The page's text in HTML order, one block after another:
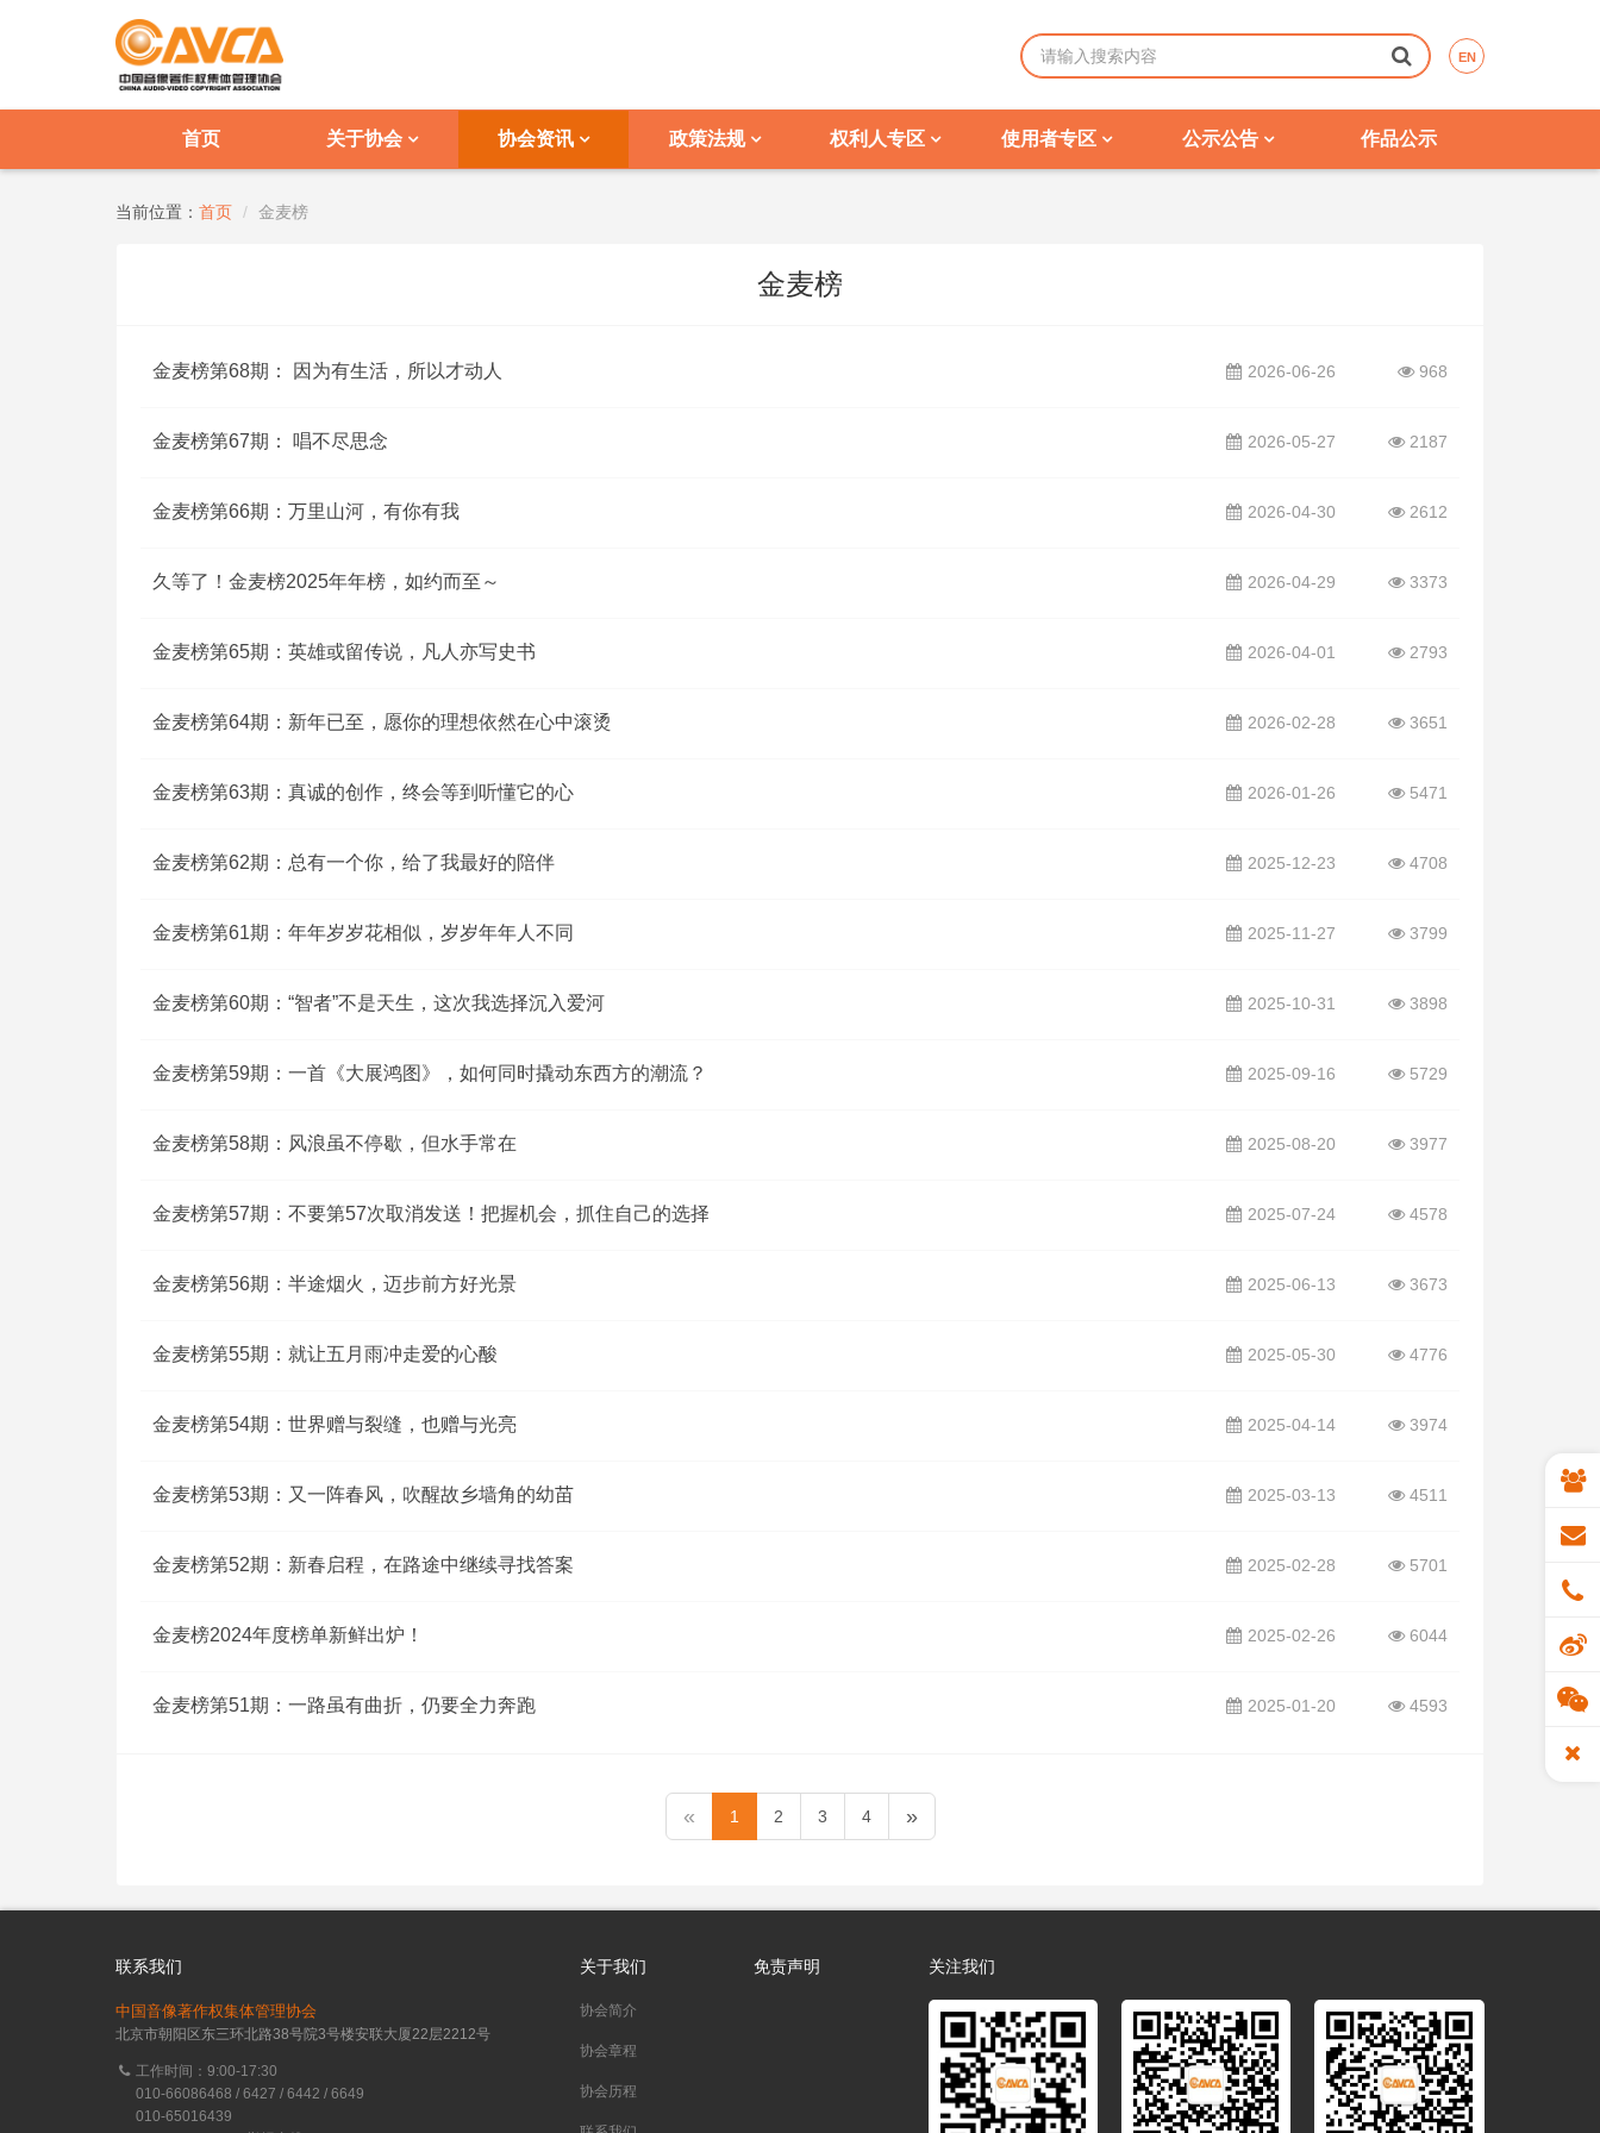
EN
首页 关于协会 协会资讯 政策法规 权利人专区 使用者专区 公示公告 作品公示
当前位置： 首页 金麦榜
金麦榜
金麦榜第68期： 因为有生活，所以才动人 2026-06-26 968
金麦榜第67期： 唱不尽思念 2026-05-27 2187
金麦榜第66期：万里山河，有你有我 2026-04-30 2612
久等了！金麦榜2025年年榜，如约而至～ 2026-04-29 3373
金麦榜第65期：英雄或留传说，凡人亦写史书 2026-04-01 2793
金麦榜第64期：新年已至，愿你的理想依然在心中滚烫 2026-02-28 3651
金麦榜第63期：真诚的创作，终会等到听懂它的心 2026-01-26 5471
金麦榜第62期：总有一个你，给了我最好的陪伴 2025-12-23 4708
金麦榜第61期：年年岁岁花相似，岁岁年年人不同 2025-11-27 3799
金麦榜第60期：“智者”不是天生，这次我选择沉入爱河 2025-10-31 3898
金麦榜第59期：一首《大展鸿图》，如何同时撬动东西方的潮流？ 2025-09-16 5729
金麦榜第58期：风浪虽不停歇，但水手常在 2025-08-20 3977
金麦榜第57期：不要第57次取消发送！把握机会，抓住自己的选择 2025-07-24 4578
金麦榜第56期：半途烟火，迈步前方好光景 2025-06-13 3673
金麦榜第55期：就让五月雨冲走爱的心酸 2025-05-30 4776
金麦榜第54期：世界赠与裂缝，也赠与光亮 2025-04-14 3974
金麦榜第53期：又一阵春风，吹醒故乡墙角的幼苗 2025-03-13 4511
金麦榜第52期：新春启程，在路途中继续寻找答案 2025-02-28 5701
金麦榜2024年度榜单新鲜出炉！ 2025-02-26 6044
金麦榜第51期：一路虽有曲折，仍要全力奔跑 2025-01-20 4593
« 1 2 3 4 »
联系我们
中国音像著作权集体管理协会
北京市朝阳区东三环北路38号院3号楼安联大厦22层2212号
工作时间：9:00-17:30
010-66086468 / 6427 / 6442 / 6649
010-65016439
关于我们
协会简介
协会章程
协会历程
免责声明 关注我们